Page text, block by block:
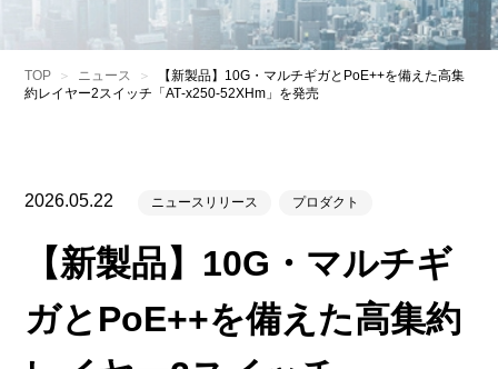
TOP ニュース
【新製品】10G・マルチギガとPoE++を備えた高集
約レイヤー2スイッチ「AT‑x250‑52XHm」を発売
2026.05.22 ニュースリリース プロダクト
【新製品】10G・マルチギ
ガとPoE++を備えた高集約